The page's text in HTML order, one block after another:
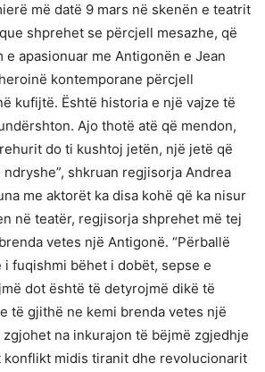
më datë 9 mars në skenën e teatrit
shprehet se përcjell mesazhe, që
e apasionuar me Antigonën e Jean
kontemporane përcjell
kufijtë. Është historia e një vajze të
Ajo thotë atë që mendon,
do ti kushtoj jetën, një jetë që
shkruan regjisorja Andrea
me aktorët ka disa kohë që ka nisur
në teatër, regjisorja shprehet më tej
vetes një Antigonë. “Përballë
i fuqishmi bëhet i dobët, sepse e
dot është të detyrojmë dikë të
të gjithë ne kemi brenda vetes një
na inkurajon të bëjmë zgjedhje
konflikt midis tiranit dhe revolucionarit